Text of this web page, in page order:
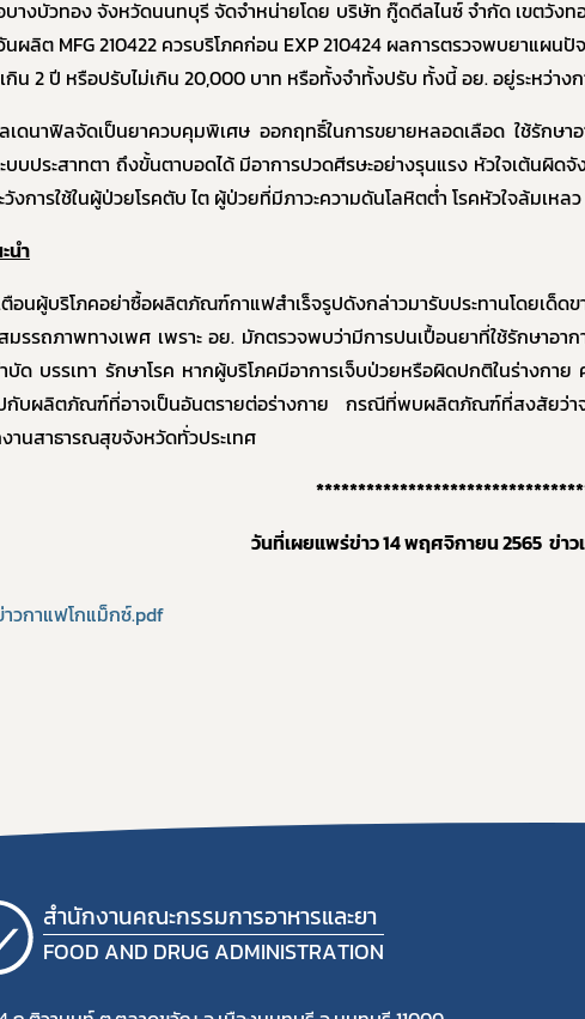
10. นโยบายด้านเทคโนโลยีสารสนเทศ
11. การปฏิบัติราชการทางอิเล็กทรอนิกส์
12. ข้อมูลการจัดซื้อจัดจ้าง
13. การประเมินคุณธรรมและความโปร่งใส (ITA)
14. การคุ้มครองข้อมูลส่วนบุคคล
บางบัวทอง จังหวัดนนทบุรี จัดจำหน่ายโดย บริษัท กู๊ดดีลไนซ์ จำกัด เขตวัง
นผลิต MFG 210422 ควรบริโภคก่อน EXP 210424 ผลการตรวจพบยาแผนปั
กิน 2 ปี หรือปรับไม่เกิน 20,000 บาท หรือทั้งจำทั้งปรับ ทั้งนี้ อย. อยู่ระหว่า
เดนาฟิลจัดเป็นยาควบคุมพิเศษ ออกฤทธิ์ในการขยายหลอดเลือด ใช้รักษ
บบประสาทตา ถึงขั้นตาบอดได้ มีอาการปวดศีรษะอย่างรุนแรง หัวใจเต้นผิ
วังการใช้ในผู้ป่วยโรคตับ ไต ผู้ป่วยที่มีภาวะความดันโลหิตต่ำ โรคหัวใจล้มเห
นำ
ตือนผู้บริโภคอย่าซื้อผลิตภัณฑ์กาแฟสำเร็จรูปดังกล่าวมารับประทานโดยเ
มรรถภาพทางเพศ เพราะ อย. มักตรวจพบว่ามีการปนเปื้อนยาที่ใช้รักษาอ
บัด บรรเทา รักษาโรค หากผู้บริโภคมีอาการเจ็บป่วยหรือผิดปกติในร่างกา
กับผลิตภัณฑ์ที่อาจเป็นอันตรายต่อร่างกาย กรณีที่พบผลิตภัณฑ์ที่สงสัยว่
านสาธารณสุขจังหวัดทั่วประเทศ
วันที่เผยแพร่ข่าว 14 พฤศจิกายน 2565 ข่าว
วกาแฟโกแม็กซ์.pdf
สำนักงานคณะกรรมการอาหารและยา
FOOD AND DRUG ADMINISTRATION
ผู้ประกอบการาย
ย่อย
อาหาร